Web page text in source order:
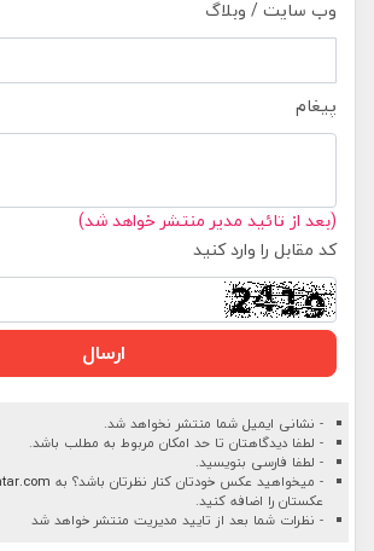
وب سایت / وبلاگ
پیغام
(بعد از تائید مدیر منتشر خواهد شد)
کد مقابل را وارد کنید
ارسال
- نشانی ایمیل شما منتشر نخواهد شد.
- لطفا دیدگاهتان تا حد امکان مربوط به مطلب باشد.
- لطفا فارسی بنویسید.
- میخواهید عکس خودتان کنار نظرتان باشد؟ به
عکستان را اضافه کنید.
- نظرات شما بعد از تایید مدیریت منتشر خواهد شد